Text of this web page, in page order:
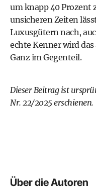
um knapp 40 Prozent
unsicheren Zeiten
Luxusgütern nach,
echte Kenner wird
Ganz im Gegenteil.
Dieser Beitrag ist
Nr. 22/2025 erschienen.
Über die Autoren